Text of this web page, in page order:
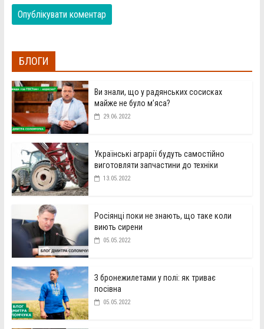
БЛОГИ
Ви знали, що у радянських сосисках
майже не було м’яса?
29.06.2022
Українські аграрії будуть самостійно
виготовляти запчастини до техніки
13.05.2022
Росіянці поки не знають, що таке коли
виють сирени
05.05.2022
З бронежилетами у полі: як триває
посівна
05.05.2022